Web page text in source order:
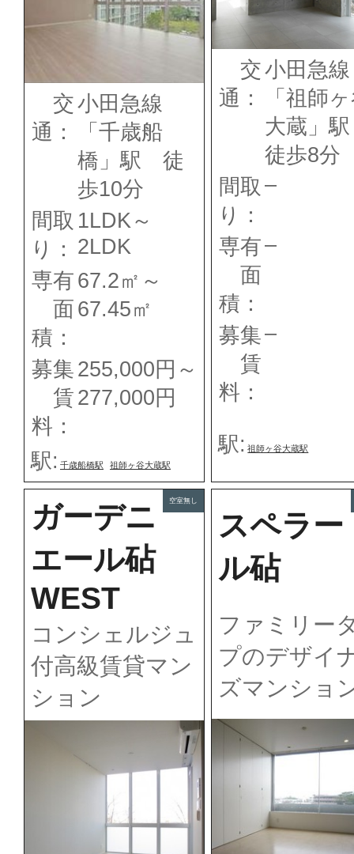
交
通：
小田急線
「千歳船
橋」駅 徒
歩10分
間取
り：
1LDK～
2LDK
専有
面
積：
67.2㎡～
67.45㎡
募集
賃
料：
255,000円～
277,000円
駅: 千歳船橋駅 祖師ヶ谷大蔵駅
交
通：
小田急線
「祖師
大蔵」
徒歩8分
間取
り：
–
専有
面
積：
–
募集
賃
料：
–
駅: 祖師ヶ谷大蔵駅
ガーデニ
エール砧
WEST
コンシェルジュ
付高級賃貸マン
ション
空室無し
スペラー
ル砧
ファミリー
プのデザイ
ズマンショ